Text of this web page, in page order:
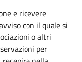
e ricevere
con il quale si
o altri
per